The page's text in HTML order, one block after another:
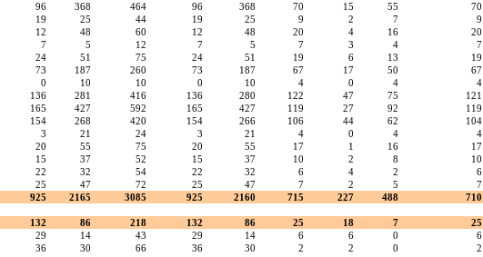
96 368 464 96 368 70 15 55 70
19 25 44 19 25 9 2 7 9
12 48 60 12 48 20 4 16 20
7 5 12 7 5 7 3 4 7
24 51 75 24 51 19 6 13 19
73 187 260 73 187 67 17 50 67
0 10 10 0 10 4 0 4 4
136 281 416 136 280 122 47 75 121
165 427 592 165 427 119 27 92 119
154 268 420 154 266 106 44 62 104
3 21 24 3 21 4 0 4 4
20 55 75 20 55 17 1 16 17
15 37 52 15 37 10 2 8 10
22 32 54 22 32 6 4 2 6
25 47 72 25 47 7 2 5 7
925 2165 3085 925 2160 715 227 488 710
132 86 218 132 86 25 18 7 25
29 14 43 29 14 6 6 0 6
36 30 66 36 30 2 2 0 2